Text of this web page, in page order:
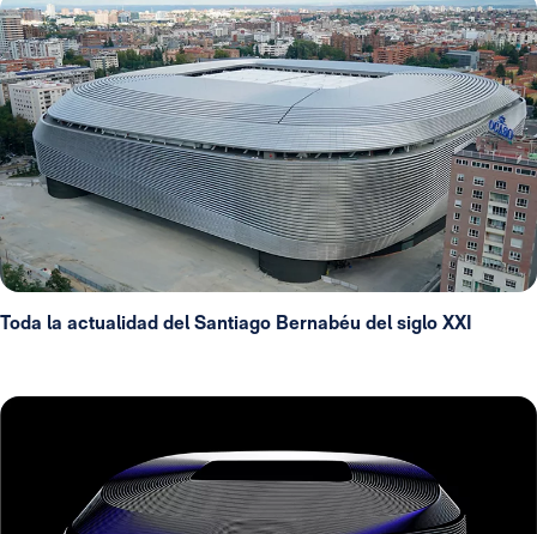
Toda la actualidad del Santiago Bernabéu del siglo XXI